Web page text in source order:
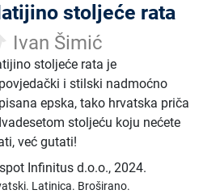
stoljeće rata
Ivan Šimić
stoljeće rata je
i stilski nadmoćno
epska, tako hrvatska priča
stoljeću koju nećete
već gutati!
Infinitus d.o.o.,2024.
Latinica. Broširano.